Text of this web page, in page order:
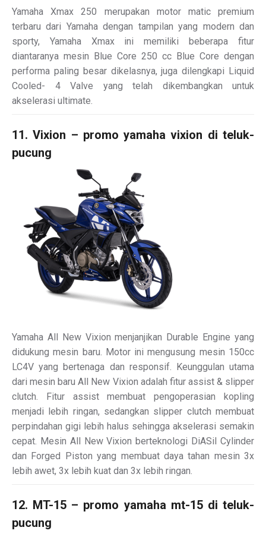
Yamaha Xmax 250 merupakan motor matic premium
terbaru dari Yamaha dengan tampilan yang modern dan
sporty, Yamaha Xmax ini memiliki beberapa fitur
diantaranya mesin Blue Core 250 cc Blue Core dengan
performa paling besar dikelasnya, juga dilengkapi Liquid
Cooled- 4 Valve yang telah dikembangkan untuk
akselerasi ultimate.
11. Vixion – promo yamaha vixion di teluk-
pucung
Yamaha All New Vixion menjanjikan Durable Engine yang
didukung mesin baru. Motor ini mengusung mesin 150cc
LC4V yang bertenaga dan responsif. Keunggulan utama
dari mesin baru All New Vixion adalah fitur assist & slipper
clutch. Fitur assist membuat pengoperasian kopling
menjadi lebih ringan, sedangkan slipper clutch membuat
perpindahan gigi lebih halus sehingga akselerasi semakin
cepat. Mesin All New Vixion berteknologi DiASil Cylinder
dan Forged Piston yang membuat daya tahan mesin 3x
lebih awet, 3x lebih kuat dan 3x lebih ringan.
12. MT-15 – promo yamaha mt-15 di teluk-
pucung